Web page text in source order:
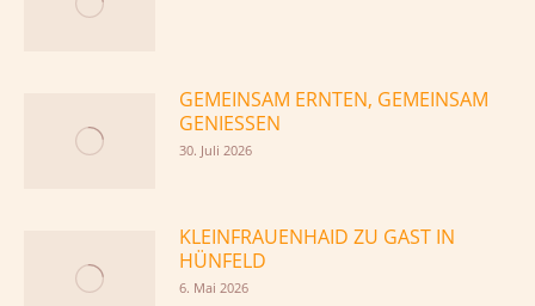
GEMEINSAM ERNTEN, GEMEINSAM
GENIESSEN
30. Juli 2026
KLEINFRAUENHAID ZU GAST IN
HÜNFELD
6. Mai 2026